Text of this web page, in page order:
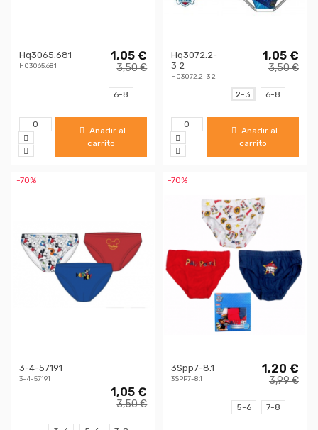
Hq3065.681
HQ3065.681
1,05 €
3,50 €
6-8
Añadir al
carrito
Hq3072.2-
3 2
HQ3072.2-3 2
1,05 €
3,50 €
2-3 6-8
Añadir al
carrito
-70%
3-4-57191
3-4-57191
1,05 €
3,50 €
-70%
3Spp7-8.1
3SPP7-8.1
1,20 €
3,99 €
5-6 7-8